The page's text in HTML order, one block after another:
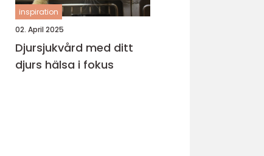
inspiration
02. April 2025
Djursjukvård med ditt
djurs hälsa i fokus